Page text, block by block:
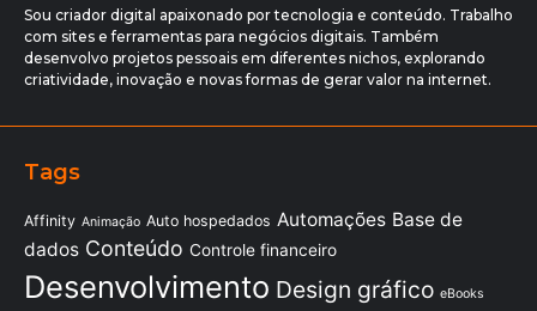
Sou criador digital apaixonado por tecnologia e conteúdo. Trabalho
com sites e ferramentas para negócios digitais. Também
desenvolvo projetos pessoais em diferentes nichos, explorando
criatividade, inovação e novas formas de gerar valor na internet.
Tags
Affinity Animação Auto hospedados Automações Base de
dados Conteúdo Controle financeiro
Desenvolvimento Design gráfico eBooks